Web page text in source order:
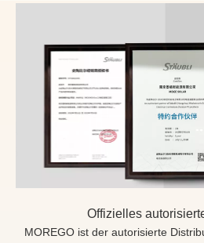
Offizielles
MOREGO ist der autorisierte